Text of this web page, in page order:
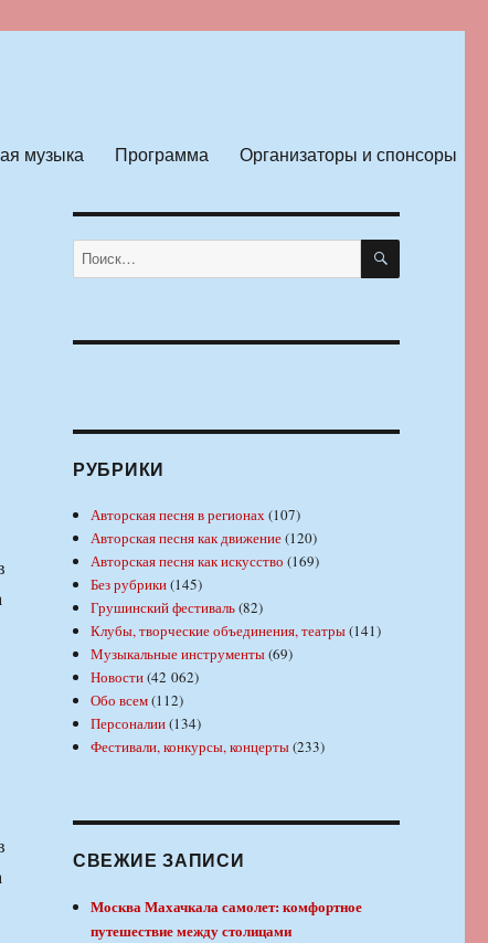
музыка Программа Организаторы и спонсоры
Искать: ПОИСК
РУБРИКИ
Авторская песня в регионах(107)
Авторская песня как движение(120)
Авторская песня как искусство (169)
Без рубрики(145)
Грушинский фестиваль(82)
Клубы, творческие объединения, театры(141)
Музыкальные инструменты(69)
Новости(42 062)
Обо всем(112)
Персоналии(134)
Фестивали, конкурсы, концерты(233)
СВЕЖИЕ ЗАПИСИ
Москва Махачкала самолет: комфортное
путешествие между столицами